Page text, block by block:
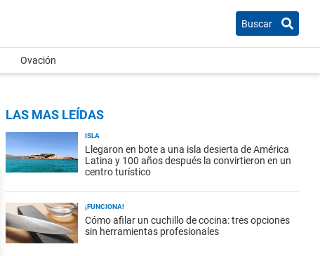
Buscar
Ovación
LAS MAS LEÍDAS
ISLA
Llegaron en bote a una isla desierta de América
Latina y 100 años después la convirtieron en un
centro turístico
¡FUNCIONA!
Cómo afilar un cuchillo de cocina: tres opciones
sin herramientas profesionales